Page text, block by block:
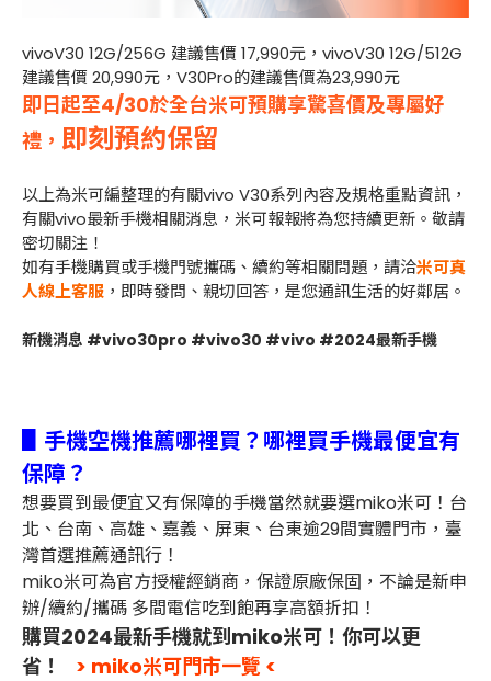
vivoV30 12G/256G 建議售價 17,990元，vivoV30 12G/512G
建議售價 20,990元，V30Pro的建議售價為23,990元
即日起至4/30於全台米可預購享驚喜價及專屬好
禮， 即刻預約保留
以上為米可編整理的有關vivo V30系列內容及規格重點資訊，
有關vivo最新手機相關消息，米可報報將為您持續更新。敬請
密切關注！
如有手機購買或手機門號攜碼、續約等相關問題，請洽米可真
人線上客服 ，即時發問、親切回答，是您通訊生活的好鄰居。
新機消息 #vivo30pro #vivo30 #vivo #2024最新手機
▋手機空機推薦哪裡買？哪裡買手機最便宜有
保障？
想要買到最便宜又有保障的手機當然就要選miko米可！台
北、台南、高雄、嘉義、屏東、台東逾29間實體門市，臺
灣首選推薦通訊行！
miko米可為官方授權經銷商，保證原廠保固，不論是新申
辦/續約/攜碼 多間電信吃到飽再享高額折扣！
購買2024最新手機就到miko米可！你可以更
省！
> miko米可門市一覽 <